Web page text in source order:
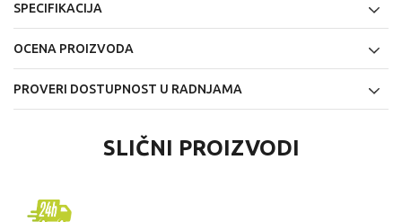
SPECIFIKACIJA
OCENA PROIZVODA
PROVERI DOSTUPNOST U RADNJAMA
SLIČNI PROIZVODI